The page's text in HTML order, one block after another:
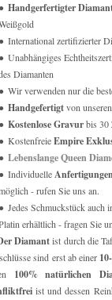
Handgerfertigter
International zertifizierter
Unabhängiges
Diamanten
Wir verwenden nur die
Handgefertigtvon
Kostenlose Gravurbis 30
KostenfreieEmpire
Lebenslange Queen
Individuelle
- rufen Sie uns an.
Jedes Schmuckstück auch
erhältlich - fragen Sie
Diamantist durch die
sind erst ab einer
100% natürlichen
ist und dessen